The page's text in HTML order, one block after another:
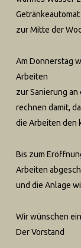
zur Mitte der
Am Donnerstag
Arbeiten
zur Sanierung
rechnen damit,
die Arbeiten den
Bis zum
Arbeiten
und die Anlage
Wir wünschen
Der Vorstand